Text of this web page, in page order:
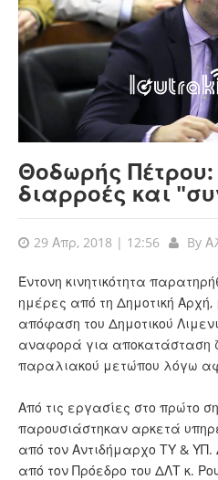
Θοδωρής
διαρροές και
29 Απρ, 2018 | 12:56 By
Έντονη κινητικότητα
ημέρες από τη Δημοτική
απόφαση του Δημοτικού
αναφορά για αποκατάσταση
παραλιακού μετώπου λόγω
Από τις εργασίες στο πρώτο
παρουσιάστηκαν αρκετά
από τον Αντιδήμαρχο ΤΥ &
από τον Πρόεδρο του ΔΛΤ κ.